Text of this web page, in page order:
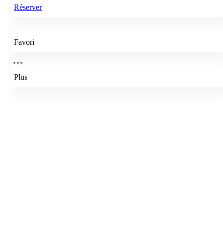
Réserver
Favori
Plus